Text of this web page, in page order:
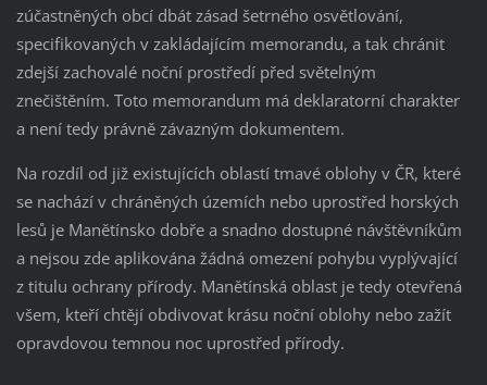
zúčastněných obcí dbát zásad šetrného osvětlování,
specifikovaných v zakládajícím memorandu, a tak chránit
zdejší zachovalé noční prostředí před světelným
znečištěním. Toto memorandum má deklaratorní charakter
a není tedy právně závazným dokumentem.
Na rozdíl od již existujících oblastí tmavé oblohy v ČR, které
se nachází v chráněných územích nebo uprostřed horských
lesů je Manětínsko dobře a snadno dostupné návštěvníkům
a nejsou zde aplikována žádná omezení pohybu vyplývající
z titulu ochrany přírody. Manětínská oblast je tedy otevřená
všem, kteří chtějí obdivovat krásu noční oblohy nebo zažít
opravdovou temnou noc uprostřed přírody.